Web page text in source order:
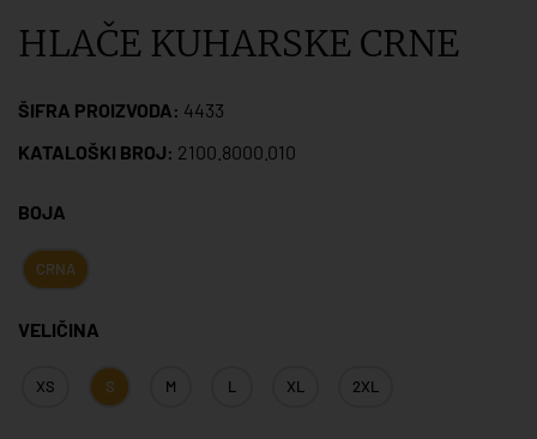
HLAČE KUHARSKE CRNE
ŠIFRA PROIZVODA: 4433
KATALOŠKI BROJ: 2100.8000.010
BOJA
CRNA
VELIČINA
XS S M L XL 2XL